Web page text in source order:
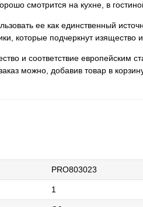
смотрится на кухне, в
ее как единственный
которые подчеркнут изящество
и соответствие
можно, добавив товар в
PRO803023
1